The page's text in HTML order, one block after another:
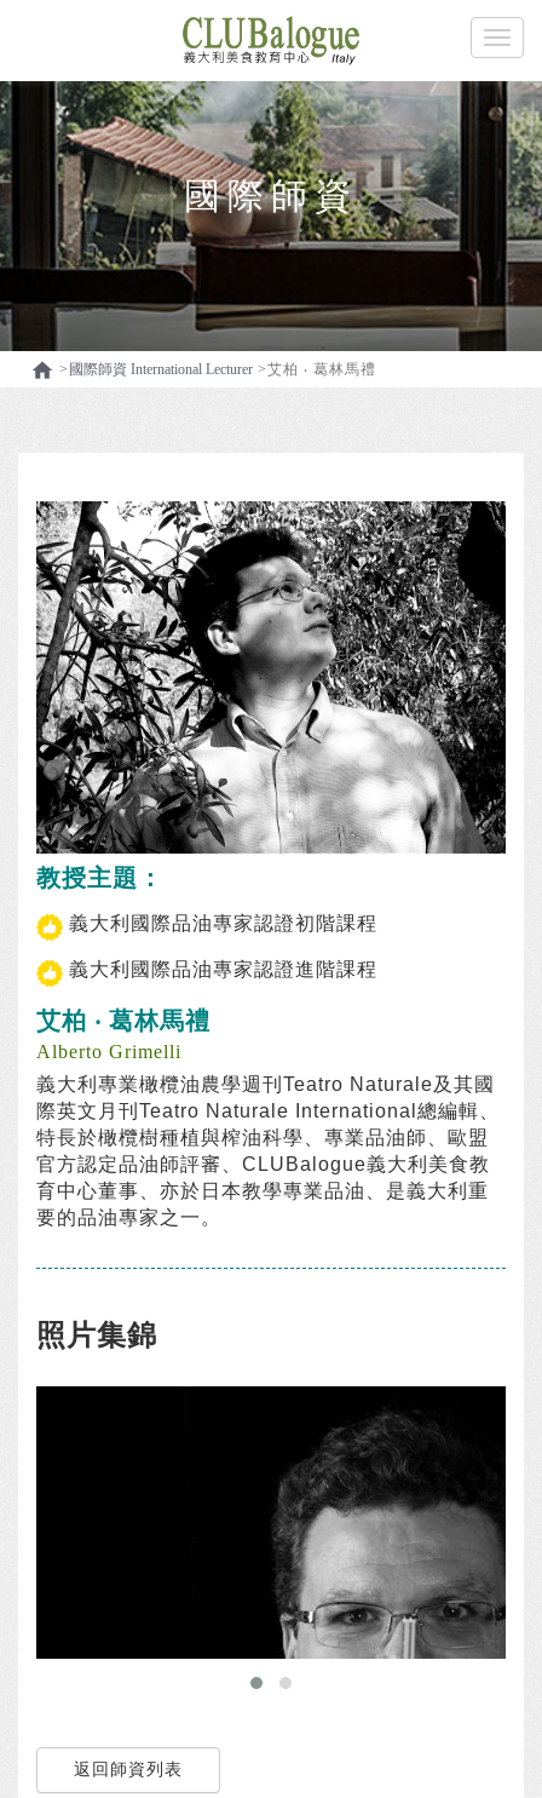
國際師資
 國際師資 International Lecturer 艾柏 ‧ 葛林馬禮
教授主題：
義大利國際品油專家認證初階課程
義大利國際品油專家認證進階課程
艾柏 ‧ 葛林馬禮
Alberto Grimelli
義大利專業橄欖油農學週刊Teatro Naturale及其國
際英文月刊Teatro Naturale International總編輯、
特長於橄欖樹種植與榨油科學、專業品油師、歐盟
官方認定品油師評審、CLUBalogue義大利美食教
育中心董事、亦於日本教學專業品油、是義大利重
要的品油專家之一。
照片集錦
返回師資列表